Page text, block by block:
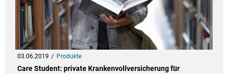
03.06.2019 Produkte
Care Student: private Krankenvollversicherung für